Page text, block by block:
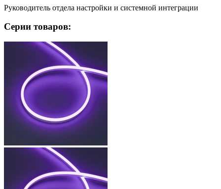
Руководитель отдела настройки и системной интеграции
Серии товаров: